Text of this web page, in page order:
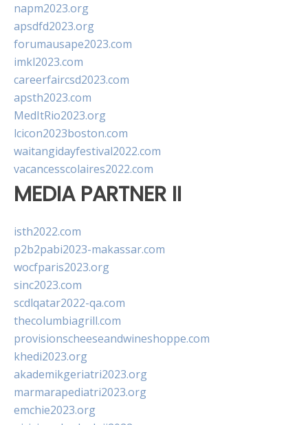
napm2023.org
apsdfd2023.org
forumausape2023.com
imkl2023.com
careerfaircsd2023.com
apsth2023.com
MedItRio2023.org
lcicon2023boston.com
waitangidayfestival2022.com
vacancesscolaires2022.com
MEDIA PARTNER II
isth2022.com
p2b2pabi2023-makassar.com
wocfparis2023.org
sinc2023.com
scdlqatar2022-qa.com
thecolumbiagrill.com
provisionscheeseandwineshoppe.com
khedi2023.org
akademikgeriatri2023.org
marmarapediatri2023.org
emchie2023.org